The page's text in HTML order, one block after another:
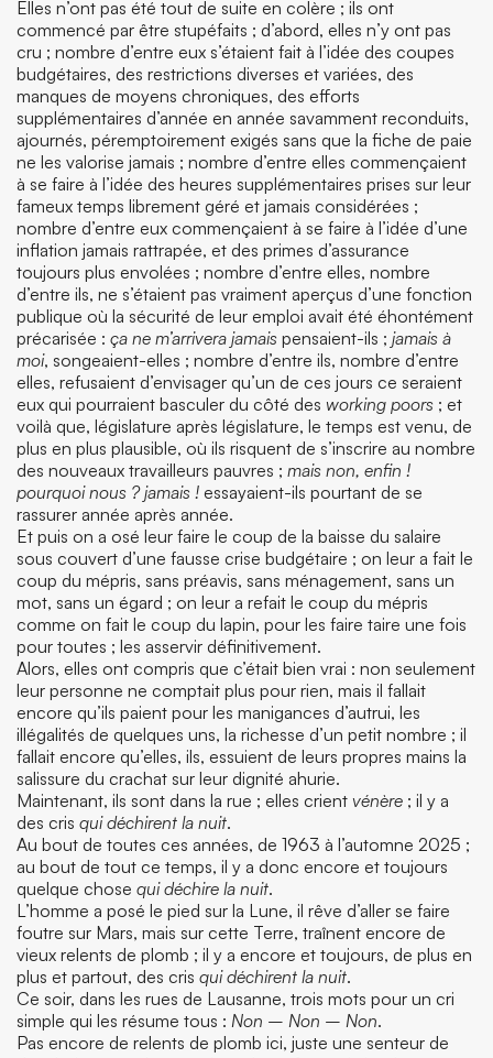
Elles n’ont pas été tout de suite en colère ; ils ont
commencé par être stupéfaits ; d’abord, elles n’y ont pas
cru ; nombre d’entre eux s’étaient fait à l’idée des coupes
budgétaires, des restrictions diverses et variées, des
manques de moyens chroniques, des efforts
supplémentaires d’année en année savamment reconduits,
ajournés, péremptoirement exigés sans que la fiche de paie
ne les valorise jamais ; nombre d’entre elles commençaient
à se faire à l’idée des heures supplémentaires prises sur leur
fameux temps librement géré et jamais considérées ;
nombre d’entre eux commençaient à se faire à l’idée d’une
inflation jamais rattrapée, et des primes d’assurance
toujours plus envolées ; nombre d’entre elles, nombre
d’entre ils, ne s’étaient pas vraiment aperçus d’une fonction
publique où la sécurité de leur emploi avait été éhontément
précarisée : ça ne m’arrivera jamais pensaient-ils ; jamais à
moi, songeaient-elles ; nombre d’entre ils, nombre d’entre
elles, refusaient d’envisager qu’un de ces jours ce seraient
eux qui pourraient basculer du côté des working poors ; et
voilà que, législature après législature, le temps est venu, de
plus en plus plausible, où ils risquent de s’inscrire au nombre
des nouveaux travailleurs pauvres ; mais non, enfin !
pourquoi nous ? jamais ! essayaient-ils pourtant de se
rassurer année après année.
Et puis on a osé leur faire le coup de la baisse du salaire
sous couvert d’une fausse crise budgétaire ; on leur a fait le
coup du mépris, sans préavis, sans ménagement, sans un
mot, sans un égard ; on leur a refait le coup du mépris
comme on fait le coup du lapin, pour les faire taire une fois
pour toutes ; les asservir définitivement.
Alors, elles ont compris que c’était bien vrai : non seulement
leur personne ne comptait plus pour rien, mais il fallait
encore qu’ils paient pour les manigances d’autrui, les
illégalités de quelques uns, la richesse d’un petit nombre ; il
fallait encore qu’elles, ils, essuient de leurs propres mains la
salissure du crachat sur leur dignité ahurie.
Maintenant, ils sont dans la rue ; elles crient vénère ; il y a
des cris qui déchirent la nuit.
Au bout de toutes ces années, de 1963 à l’automne 2025 ;
au bout de tout ce temps, il y a donc encore et toujours
quelque chose qui déchire la nuit.
L’homme a posé le pied sur la Lune, il rêve d’aller se faire
foutre sur Mars, mais sur cette Terre, traînent encore de
vieux relents de plomb ; il y a encore et toujours, de plus en
plus et partout, des cris qui déchirent la nuit.
Ce soir, dans les rues de Lausanne, trois mots pour un cri
simple qui les résume tous : Non – Non – Non.
Pas encore de relents de plomb ici, juste une senteur de